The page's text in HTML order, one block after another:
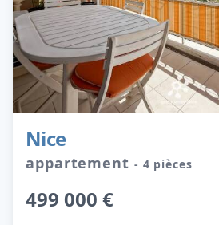
Nice
appartement - 4 pièces
499 000 €